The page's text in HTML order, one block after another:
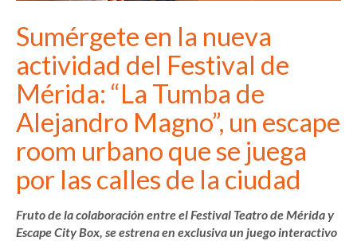
Sumérgete en la nueva
actividad del Festival de
Mérida: “La Tumba de
Alejandro Magno”, un escape
room urbano que se juega
por las calles de la ciudad
Fruto de la colaboración entre el Festival Teatro de Mérida y
Escape City Box, se estrena en exclusiva un juego interactivo